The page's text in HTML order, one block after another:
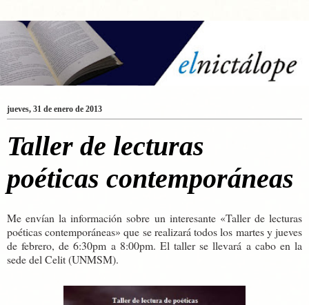
jueves, 31 de enero de 2013
Taller de lecturas
poéticas contemporáneas
Me envían la información sobre un interesante «Taller de lecturas
poéticas contemporáneas» que se realizará todos los martes y jueves
de febrero, de 6:30pm a 8:00pm. El taller se llevará a cabo en la
sede del Celit (UNMSM).